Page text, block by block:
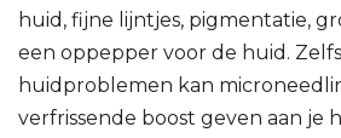
huid, fijne lijntjes, pigmentatie,
een oppepper voor de huid.
huidproblemen kan
verfrissende boost geven aan je